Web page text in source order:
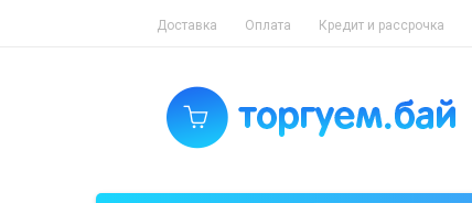
Доставка Оплата Кредит и рассрочка